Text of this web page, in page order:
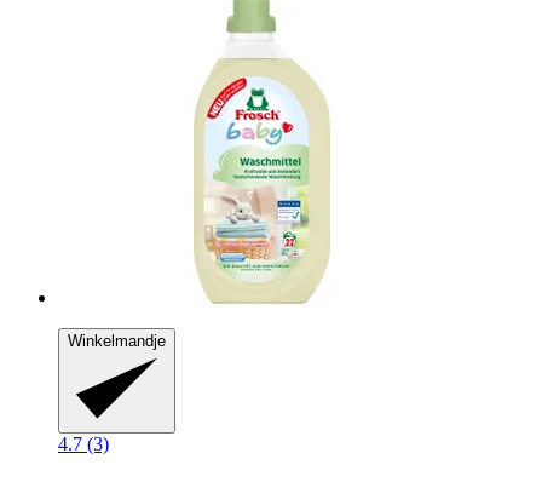
Winkelmandje
4.7 (3)